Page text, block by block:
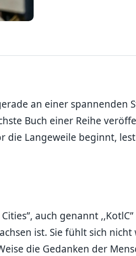
an einer spannenden
Buch einer Reihe
die Langeweile beginnt,
auch genannt
ist. Sie fühlt sich
die Gedanken der